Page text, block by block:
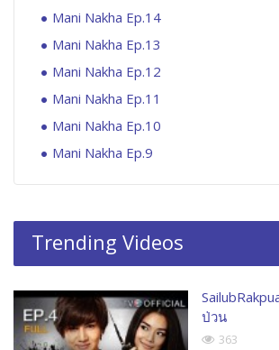
Mani Nakha Ep.14
Mani Nakha Ep.13
Mani Nakha Ep.12
Mani Nakha Ep.11
Mani Nakha Ep.10
Mani Nakha Ep.9
Trending Videos
ป่วน
363